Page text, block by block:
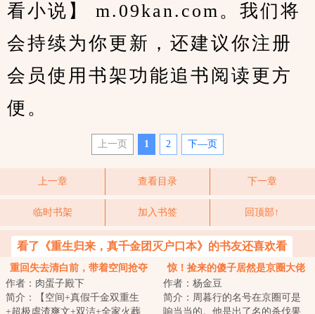
看小说】 m.09kan.com。我们将
会持续为你更新，还建议你注册
会员使用书架功能追书阅读更方
便。
上一页 1 2 下—页
上一章 查看目录 下一章
临时书架 加入书签 回顶部↑
看了《重生归来，真千金团灭户口本》的书友还喜欢看
重回失去清白前，带着空间抢夺
江山
作者：肉蛋子殿下
简介：【空间+真假千金双重生
+超极虐渣爽文+双洁+全家火葬
惊！捡来的傻子居然是京圈大佬
作者：杨金豆
简介：周暮行的名号在京圈可是
响当当的。他是出了名的杀伐果